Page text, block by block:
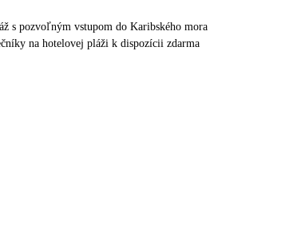
s pozvoľným vstupom do Karibského mora
na hotelovej pláži k dispozícii zdarma